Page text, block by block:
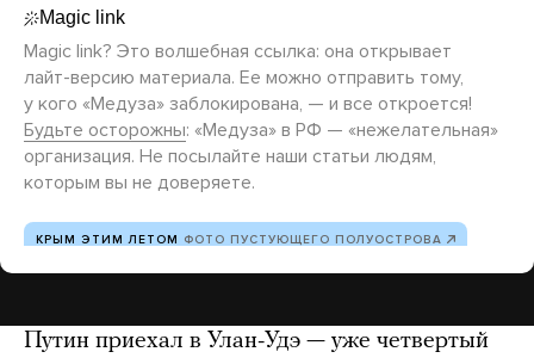
Magic link? Это волшебная ссылка: она открывает
лайт-версию материала. Ее можно отправить тому,
у кого «Медуза» заблокирована, — и все откроется!
Будьте осторожны: «Медуза» в РФ — «нежелательная»
организация. Не посылайте наши статьи людям,
которым вы не доверяете.
КРЫМ ЭТИМ ЛЕТОМ ФОТО ПУСТУЮЩЕГО ПОЛУОСТРОВА
Путин приехал в Улан-Удэ — уже четвертый